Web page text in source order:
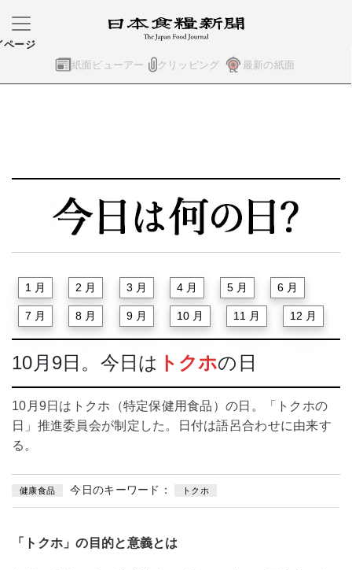
紙面ビューアー クリッピング 最新の紙面
ページ
1 月 2 月 3 月 4 月 5 月 6 月
7 月 8 月 9 月 10 月 11 月 12 月
10月9日。今日は トクホの日
10月9日はトクホ（特定保健用食品）の日。「トクホの
日」推進委員会が制定した。日付は語呂合わせに由来す
る。
健康食品 今日のキーワード： トクホ
「トクホ」の目的と意義とは